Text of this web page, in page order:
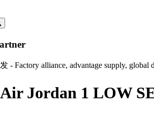
Factory alliance, advantage supply, global
Jordan 1 LOW